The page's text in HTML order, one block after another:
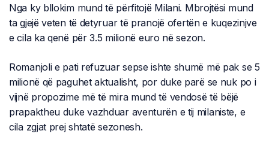
Nga ky bllokim mund të përfitojë Milani. Mbrojtësi mund
ta gjejë veten të detyruar të pranojë ofertën e kuqezinjve
e cila ka qenë për 3.5 milionë euro në sezon.
Romanjoli e pati refuzuar sepse ishte shumë më pak se 5
milionë që paguhet aktualisht, por duke parë se nuk po i
vijnë propozime më të mira mund të vendosë të bëjë
prapaktheu duke vazhduar aventurën e tij milaniste, e
cila zgjat prej shtatë sezonesh.